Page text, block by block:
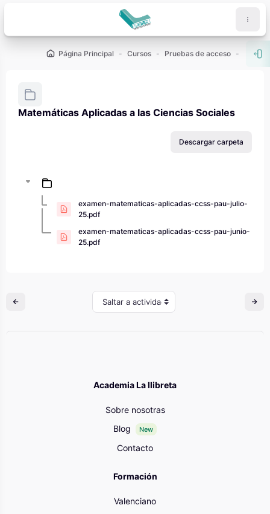
Página Principal Cursos Pruebas de acceso PAU -
Matemáticas Aplicadas a las Ciencias Sociales
Descargar carpeta
examen-matematicas-aplicadas-ccss-pau-julio-
25.pdf
examen-matematicas-aplicadas-ccss-pau-junio-
25.pdf
Saltar a actividad
Academia La llibreta
Sobre nosotras
Blog
New
Contacto
Formación
Valenciano